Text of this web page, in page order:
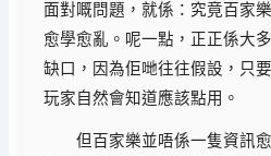
面對嘅問題，就係：究竟百家
愈學愈亂。呢一點，正正係大
缺口，因為佢哋往往假設，只
玩家自然會知道應該點用。
但百家樂並唔係一隻資訊